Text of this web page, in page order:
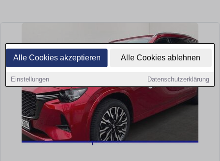
Alle Cookies akzeptieren Alle Cookies ablehnen
Einstellungen Datenschutzerklärung